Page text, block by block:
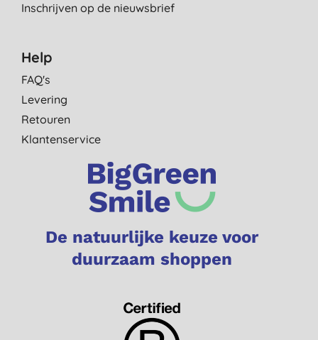
Inschrijven op de nieuwsbrief
Help
FAQ's
Levering
Retouren
Klantenservice
De natuurlijke keuze voor
duurzaam shoppen